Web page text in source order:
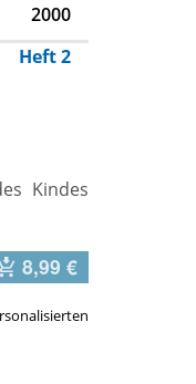
2000
Heft 2
Kindes
8,99 €